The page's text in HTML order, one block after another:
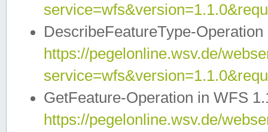
DescribeFeatureType-
https://pegelonline.wsv.de/
GetFeature-Operation in WFS
https://pegelonline.wsv.de/